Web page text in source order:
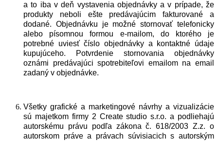
a to iba v deň vystavenia objednávky a v prípade, že
produkty neboli ešte predávajúcim fakturované a
dodané. Objednávku je možné stornovať telefonicky
alebo písomnou formou e-mailom, do ktorého je
potrebné uviesť číslo objednávky a kontaktné údaje
kupujúceho. Potvrdenie stornovania objednávky
oznámi predávajúci spotrebiteľovi emailom na email
zadaný v objednávke.
Všetky grafické a marketingové návrhy a vizualizácie
sú majetkom firmy 2 Create studio s.r.o. a podliehajú
autorskému právu podľa zákona č. 618/2003 Z.z. o
autorskom práve a právach súvisiacich s autorským